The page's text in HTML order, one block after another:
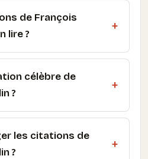
de François
lire ?
célèbre de
?
les citations de
?